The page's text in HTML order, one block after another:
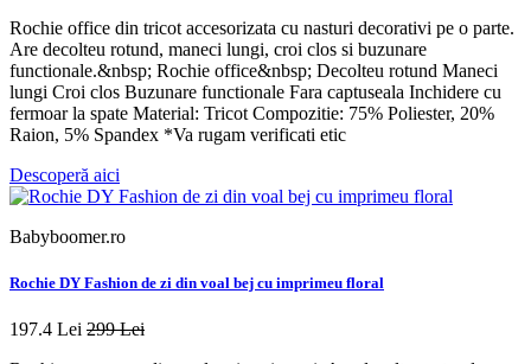
Rochie office din tricot accesorizata cu nasturi decorativi pe o parte.
Are decolteu rotund, maneci lungi, croi clos si buzunare
functionale.&nbsp; Rochie office&nbsp; Decolteu rotund Maneci
lungi Croi clos Buzunare functionale Fara captuseala Inchidere cu
fermoar la spate Material: Tricot Compozitie: 75% Poliester, 20%
Raion, 5% Spandex *Va rugam verificati etic
Descoperă aici
Babyboomer.ro
Rochie DY Fashion de zi din voal bej cu imprimeu floral
197.4 Lei 299 Lei